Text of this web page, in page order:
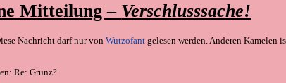
Mitteilung – Verschlusssache!
Nachricht darf nur vonWutzofant gelesen werden. Anderen Kamelen
Re: Grunz?